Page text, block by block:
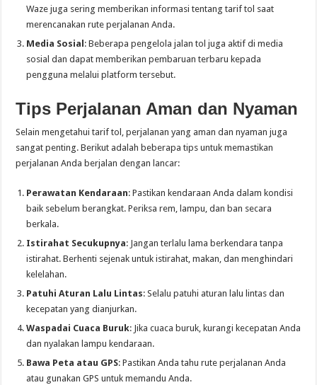
Waze juga sering memberikan informasi tentang tarif tol saat
merencanakan rute perjalanan Anda.
Media Sosial : Beberapa pengelola jalan tol juga aktif di media
sosial dan dapat memberikan pembaruan terbaru kepada
pengguna melalui platform tersebut.
Tips Perjalanan Aman dan Nyaman
Selain mengetahui tarif tol, perjalanan yang aman dan nyaman juga
sangat penting. Berikut adalah beberapa tips untuk memastikan
perjalanan Anda berjalan dengan lancar:
Perawatan Kendaraan: Pastikan kendaraan Anda dalam kondisi
baik sebelum berangkat. Periksa rem, lampu, dan ban secara
berkala.
Istirahat Secukupnya: Jangan terlalu lama berkendara tanpa
istirahat. Berhenti sejenak untuk istirahat, makan, dan menghindari
kelelahan.
Patuhi Aturan Lalu Lintas: Selalu patuhi aturan lalu lintas dan
kecepatan yang dianjurkan.
Waspadai Cuaca Buruk: Jika cuaca buruk, kurangi kecepatan Anda
dan nyalakan lampu kendaraan.
Bawa Peta atau GPS: Pastikan Anda tahu rute perjalanan Anda
atau gunakan GPS untuk memandu Anda.